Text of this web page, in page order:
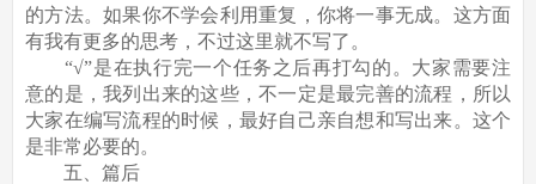
的方法。如果你不学会利用重复，你将一事无成。这方面
有我有更多的思考，不过这里就不写了。
“√”是在执行完一个任务之后再打勾的。大家需要注
意的是，我列出来的这些，不一定是最完善的流程，所以
大家在编写流程的时候，最好自己亲自想和写出来。这个
是非常必要的。
五、篇后